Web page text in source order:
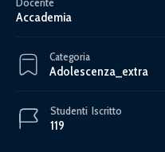
Accademia
Categoria
Adolescenza_extra
119
Studenti Iscritto